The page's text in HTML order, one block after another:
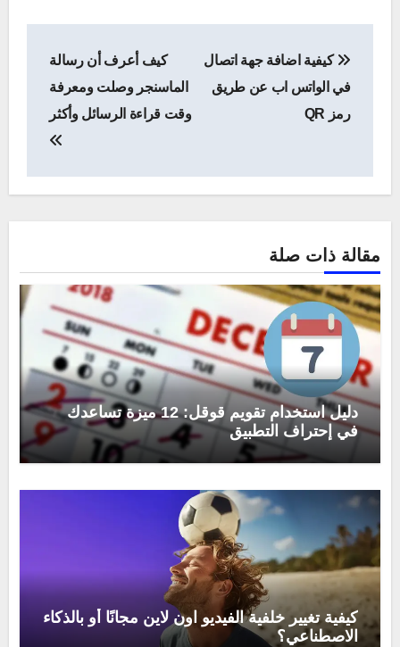
المقالات
كيفية اضافة جهة اتصال
في الواتس اب عن طريق
رمز QR
كيف أعرف أن رسالة
الماسنجر وصلت ومعرفة
وقت قراءة الرسائل وأكثر
مقالة ذات صلة
دليل استخدام تقويم قوقل: 12 ميزة تساعدك
في إحتراف التطبيق
كيفية تغيير خلفية الفيديو اون لاين مجانًا أو بالذكاء
الاصطناعي؟